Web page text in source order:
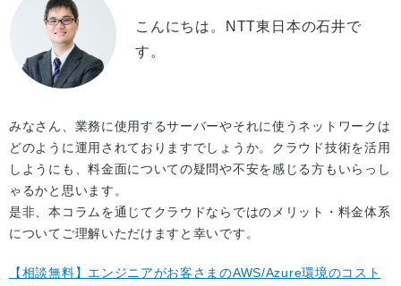
こんにちは。NTT東日本の石井で
す。
みなさん、業務に使用するサーバーやそれに使うネットワークは
どのように運用されておりますでしょうか。クラウド技術を活用
しようにも、料金面についての疑問や不安を感じる方もいらっし
ゃるかと思います。
是非、本コラムを通じてクラウドならではのメリット・料金体系
についてご理解いただけますと幸いです。
【相談無料】エンジニアがお客さまのAWS/Azure環境のコスト